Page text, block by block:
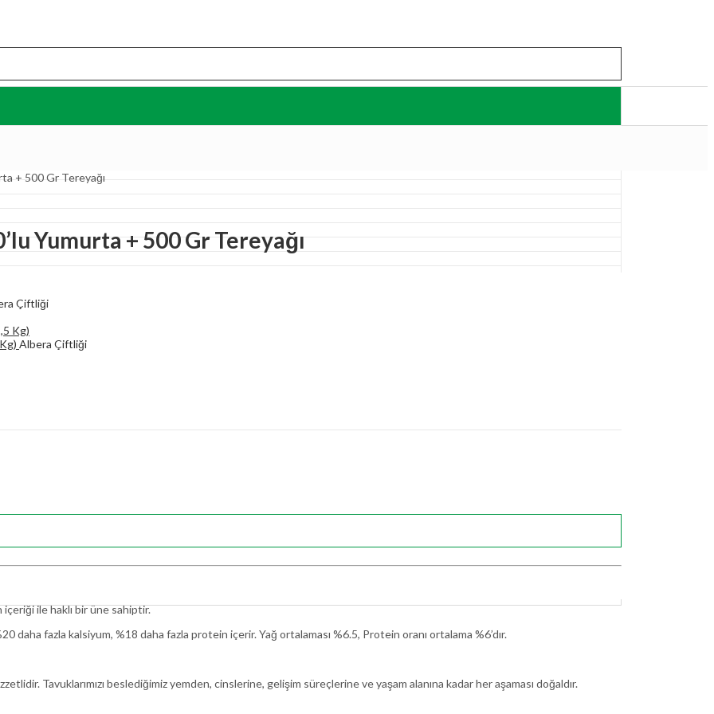
+ 500 Gr Tereyağı
Yumurta + 500 Gr Tereyağı
Çiftliği
Albera Çiftliği
ile haklı bir üne sahiptir.
daha fazla kalsiyum, %18 daha fazla protein içerir. Yağ ortalaması %6.5, Protein oranı ortalama %6’dır.
Tavuklarımızı beslediğimiz yemden, cinslerine, gelişim süreçlerine ve yaşam alanına kadar her aşaması doğaldır.